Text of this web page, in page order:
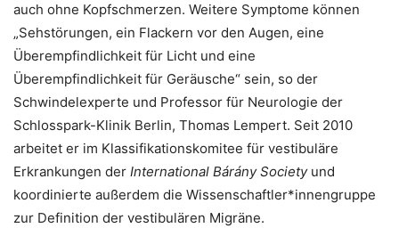
auch ohne Kopfschmerzen. Weitere Symptome können
„Sehstörungen, ein Flackern vor den Augen, eine
Überempfindlichkeit für Licht und eine
Überempfindlichkeit für Geräusche“ sein, so der
Schwindelexperte und Professor für Neurologie der
Schlosspark-Klinik Berlin, Thomas Lempert. Seit 2010
arbeitet er im Klassifikationskomitee für vestibuläre
Erkrankungen der International Bárány Societyund
koordinierte außerdem die Wissenschaftler*innengruppe
zur Definition der vestibulären Migräne.